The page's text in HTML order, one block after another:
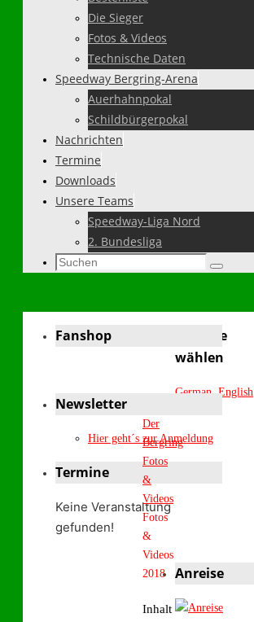
Die Sieger
Fotos & Videos
Technische Daten
Speedway Bergring-Arena
Auerhahnpokal
Schildbürgerpokal
Nachrichten
Termine
Downloads
Unsere Teams
Speedway-Liga Nord
2. Bundesliga
Suchen
Suchen
Sprache
wählen
German English
Start
Der
Bergring
Fotos
&
Videos
Fotos
&
Videos
2018
Inhalt
Fanshop
Newsletter
Hier geht´s zur Anmeldung
Termine
Keine Veranstaltung
gefunden!
Anreise